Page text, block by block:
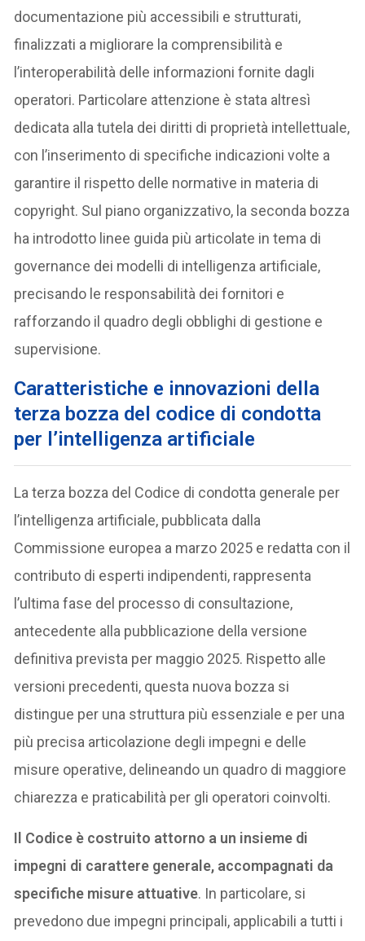
documentazione più accessibili e strutturati,
finalizzati a migliorare la comprensibilità e
l’interoperabilità delle informazioni fornite dagli
operatori. Particolare attenzione è stata altresì
dedicata alla tutela dei diritti di proprietà intellettuale,
con l’inserimento di specifiche indicazioni volte a
garantire il rispetto delle normative in materia di
copyright. Sul piano organizzativo, la seconda bozza
ha introdotto linee guida più articolate in tema di
governance dei modelli di intelligenza artificiale,
precisando le responsabilità dei fornitori e
rafforzando il quadro degli obblighi di gestione e
supervisione.
Caratteristiche e innovazioni della
terza bozza del codice di condotta
per l’intelligenza artificiale
La terza bozza del Codice di condotta generale per
l’intelligenza artificiale, pubblicata dalla
Commissione europea a marzo 2025 e redatta con il
contributo di esperti indipendenti, rappresenta
l’ultima fase del processo di consultazione,
antecedente alla pubblicazione della versione
definitiva prevista per maggio 2025. Rispetto alle
versioni precedenti, questa nuova bozza si
distingue per una struttura più essenziale e per una
più precisa articolazione degli impegni e delle
misure operative, delineando un quadro di maggiore
chiarezza e praticabilità per gli operatori coinvolti.
Il Codice è costruito attorno a un insieme di
impegni di carattere generale, accompagnati da
specifiche misure attuative. In particolare, si
prevedono due impegni principali, applicabili a tutti i